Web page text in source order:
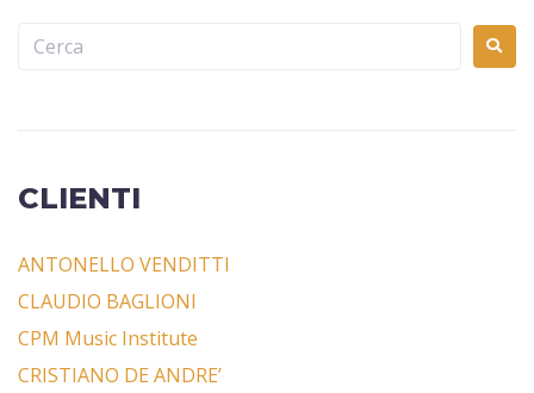
CLIENTI
ANTONELLO VENDITTI
CLAUDIO BAGLIONI
CPM Music Institute
CRISTIANO DE ANDRE’